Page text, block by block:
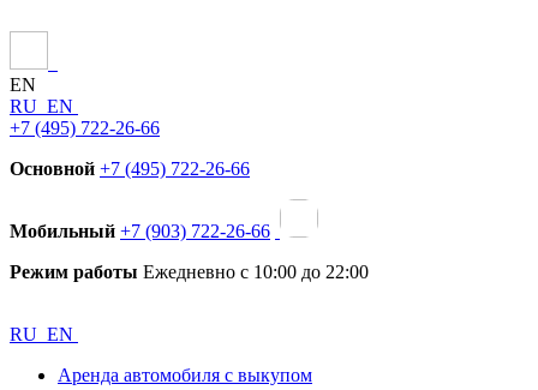
EN
RU EN
+7 (495) 722-26-66
Основной +7 (495) 722-26-66
Мобильный +7 (903) 722-26-66
Режим работы Ежедневно с 10:00 до 22:00
RU EN
Аренда автомобиля с выкупом